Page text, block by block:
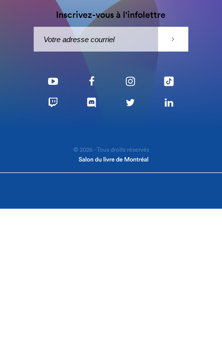
Inscrivez-vous à l'infolettre
© 2026 - Tous droits réservés